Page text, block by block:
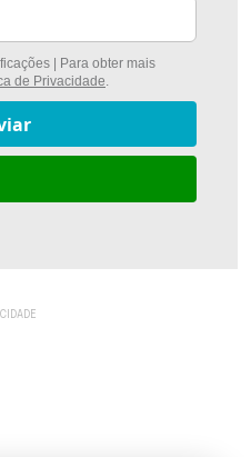
| Para obter mais
de Privacidade.